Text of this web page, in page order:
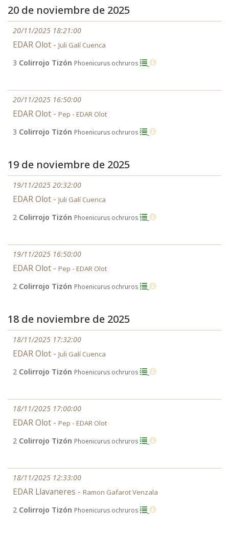
20 de noviembre de 2025
20/11/2025 18:21:00
EDAR Olot - Juli Galí Cuenca
3 Colirrojo Tizón Phoenicurus ochruros
20/11/2025 16:50:00
EDAR Olot - Pep - EDAR Olot
3 Colirrojo Tizón Phoenicurus ochruros
19 de noviembre de 2025
19/11/2025 20:32:00
EDAR Olot - Juli Galí Cuenca
2 Colirrojo Tizón Phoenicurus ochruros
19/11/2025 16:50:00
EDAR Olot - Pep - EDAR Olot
2 Colirrojo Tizón Phoenicurus ochruros
18 de noviembre de 2025
18/11/2025 17:32:00
EDAR Olot - Juli Galí Cuenca
2 Colirrojo Tizón Phoenicurus ochruros
18/11/2025 17:00:00
EDAR Olot - Pep - EDAR Olot
2 Colirrojo Tizón Phoenicurus ochruros
18/11/2025 12:33:00
EDAR Llavaneres - Ramon Gafarot Venzala
2 Colirrojo Tizón Phoenicurus ochruros